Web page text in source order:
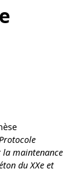
la maintenance
du XXe et